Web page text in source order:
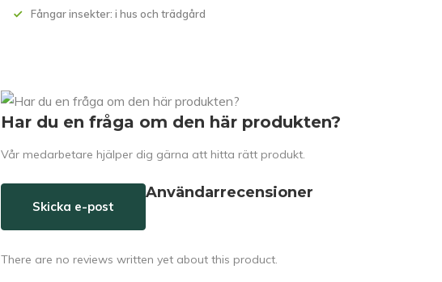
Fångar insekter: i hus och trädgård
Har du en fråga om den här produkten?
Vår medarbetare hjälper dig gärna att hitta rätt produkt.
Skicka e-post
Användarrecensioner
There are no reviews written yet about this product.